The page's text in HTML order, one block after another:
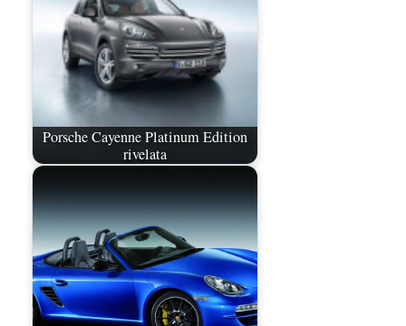
Porsche Cayenne Platinum Edition
rivelata